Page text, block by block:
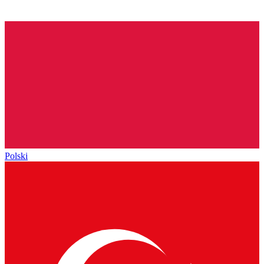
Polski